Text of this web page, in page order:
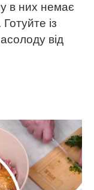
в них немає
із
від